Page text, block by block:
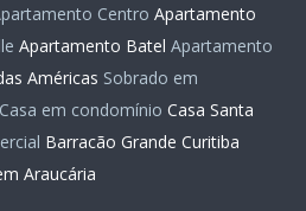
Centro Apartamento
Apartamento Batel Apartamento
Américas Sobrado em
Casa em condomínio Casa Santa
Barracão Grande Curitiba
Araucária